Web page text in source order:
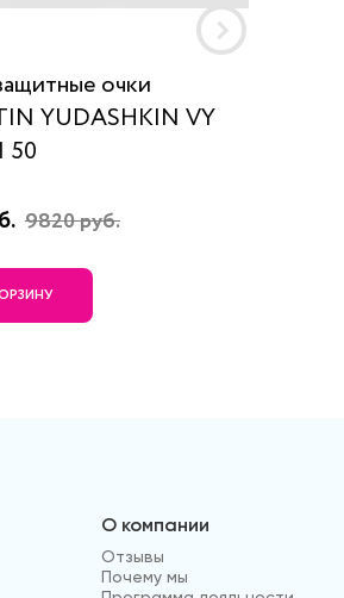
очки
YUDASHKIN VY
50
9820 руб.
О компании
Отзывы
Почему мы